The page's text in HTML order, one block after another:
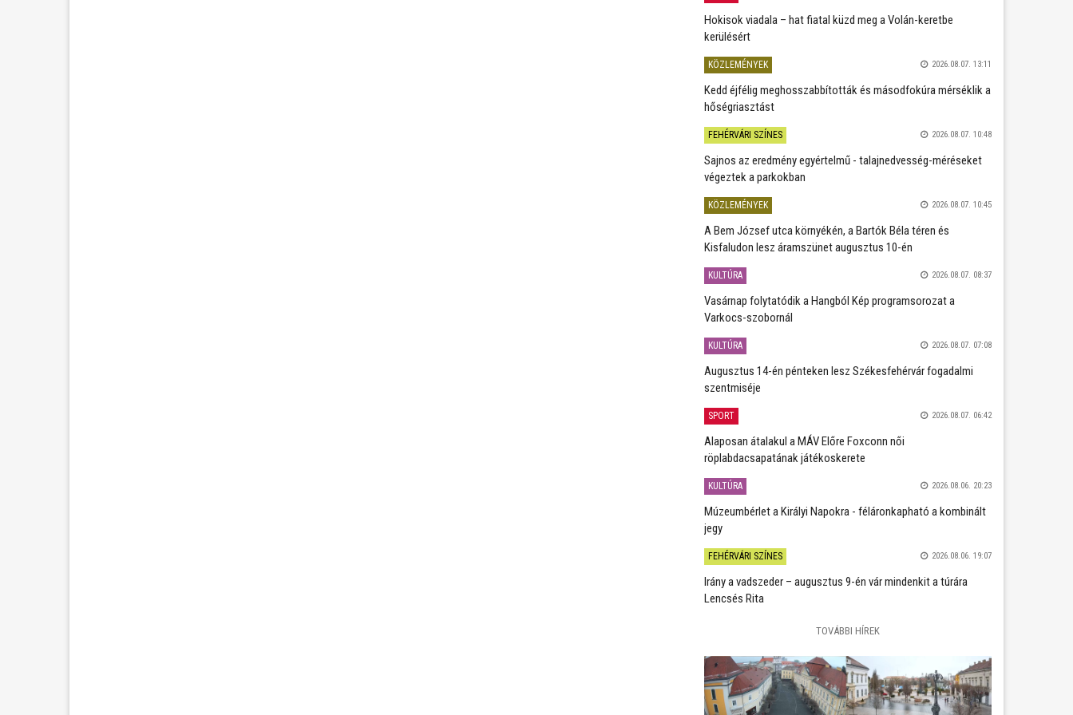
Hokisok viadala – hat fiatal küzd meg a Volán-keretbe
kerülésért
KÖZLEMÉNYEK 2026.08.07. 13:11
Kedd éjfélig meghosszabbították és másodfokúra mérséklik a
hőségriasztást
FEHÉRVÁRI SZÍNES 2026.08.07. 10:48
Sajnos az eredmény egyértelmű - talajnedvesség-méréseket
végeztek a parkokban
KÖZLEMÉNYEK 2026.08.07. 10:45
A Bem József utca környékén, a Bartók Béla téren és
Kisfaludon lesz áramszünet augusztus 10-én
KULTÚRA 2026.08.07. 08:37
Vasárnap folytatódik a Hangból Kép programsorozat a
Varkocs-szobornál
KULTÚRA 2026.08.07. 07:08
Augusztus 14-én pénteken lesz Székesfehérvár fogadalmi
szentmiséje
SPORT 2026.08.07. 06:42
Alaposan átalakul a MÁV Előre Foxconn női
röplabdacsapatának játékoskerete
KULTÚRA 2026.08.06. 20:23
Múzeumbérlet a Királyi Napokra - féláronkapható a kombinált
jegy
FEHÉRVÁRI SZÍNES 2026.08.06. 19:07
Irány a vadszeder – augusztus 9-én vár mindenkit a túrára
Lencsés Rita
TOVÁBBI HÍREK